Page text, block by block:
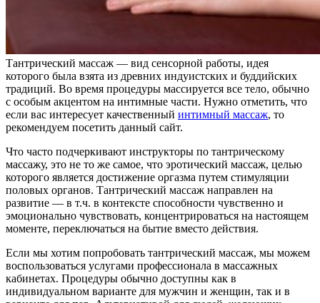
Тантрический массаж — вид сенсорной работы, идея
которого была взята из древних индуистских и буддийских
традиций. Во время процедуры массируется все тело, обычно
с особым акцентом на интимные части. Нужно отметить, что
если вас интересует качественный интимный массаж, то
рекомендуем посетить данный сайт.
Что часто подчеркивают инструкторы по тантрическому
массажу, это не то же самое, что эротический массаж, целью
которого является достижение оргазма путем стимуляции
половых органов. Тантрический массаж направлен на
развитие — в т.ч. в контексте способности чувственно и
эмоционально чувствовать, концентрироваться на настоящем
моменте, переключаться на бытие вместо действия.
Если мы хотим попробовать тантрический массаж, мы можем
воспользоваться услугами профессионала в массажных
кабинетах. Процедуры обычно доступны как в
индивидуальном варианте для мужчин и женщин, так и в